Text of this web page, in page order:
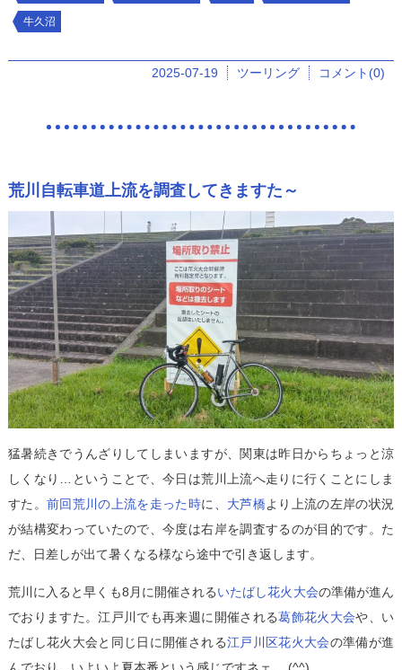
牛久沼
2025-07-19 ツーリング コメント(0)
荒川自転車道上流を調査してきますた～
猛暑続きでうんざりしてしまいますが、関東は昨日からちょっと涼
しくなり…ということで、今日は荒川上流へ走りに行くことにしま
すた。 前回荒川の上流を走った時に、 大芦橋より上流の左岸の状況
が結構変わっていたので、今度は右岸を調査するのが目的です。た
だ、日差しが出て暑くなる様なら途中で引き返します。
荒川に入ると早くも8月に開催されるいたばし花火大会の準備が進ん
でおりますた。江戸川でも再来週に開催される葛飾花火大会や、い
たばし花火大会と同じ日に開催される江戸川区花火大会の準備が進
んでおり…いよいよ夏本番という感じですネェ。 (^^)